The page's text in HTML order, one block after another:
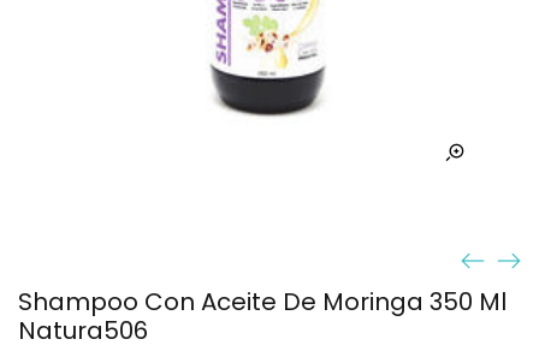
Shampoo Con Aceite De Moringa 350 Ml
Natura506